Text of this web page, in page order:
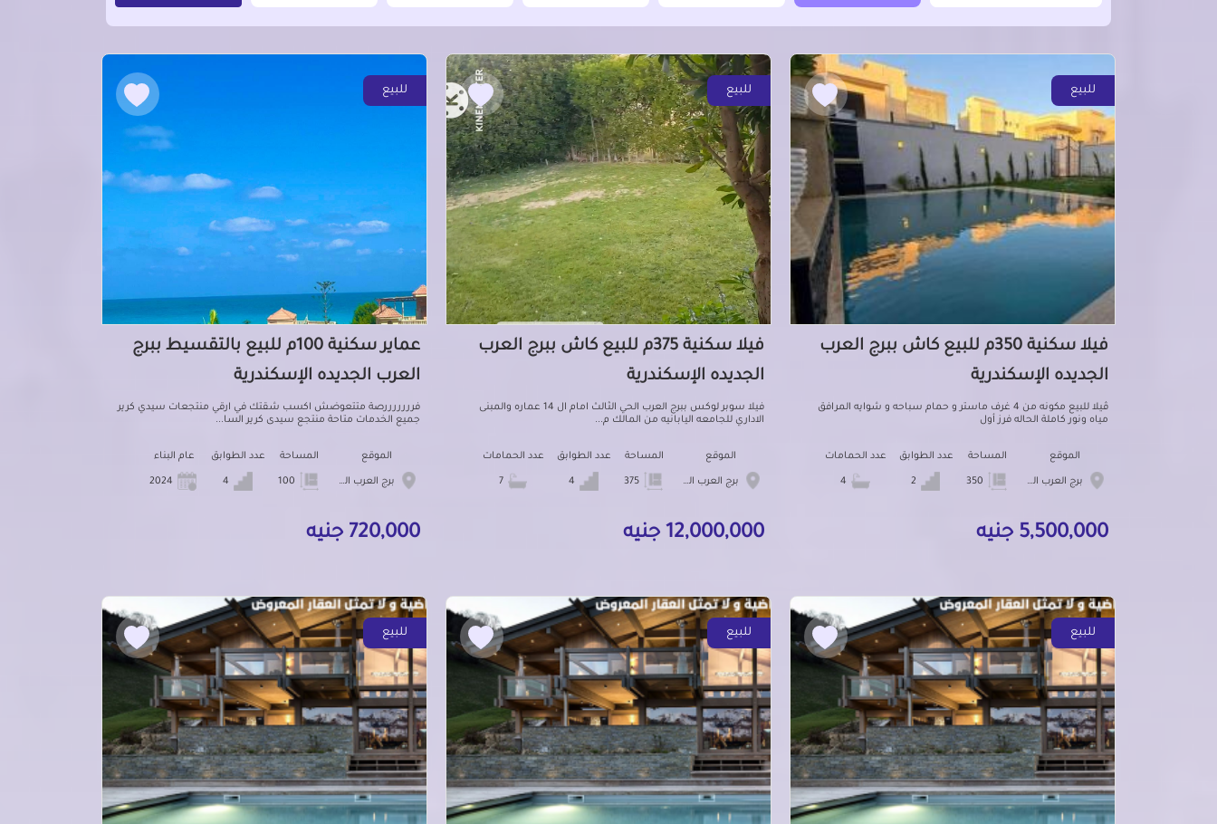
للبيع
فيلا سكنية 350م للبيع كاش ببرج العرب
الجديده الإسكندرية
ڤيلا للبيع مكونه من 4 غرف ماستر و حمام سباحه و شوايه المرافق
مياه ونور كاملة الحاله فرز أول
الموقع
برج العرب الجديده
المساحة عدد الطوابق عدد الحمامات
5,500,000 جنيه
للبيع
فيلا سكنية 375م للبيع كاش ببرج العرب
الجديده الإسكندرية
فيلا سوبر لوكس ببرج العرب الحي الثالث امام ال 14 عماره والمبنى
الاداري للجامعه اليابانيه من المالك م...
الموقع
برج العرب الجديده
المساحة عدد الطوابق عدد الحمامات
12,000,000 جنيه
للبيع
عماير سكنية 100م للبيع بالتقسيط ببرج
العرب الجديده الإسكندرية
فرررررررصة متتعوضش اكسب شقتك في ارقي منتجعات سيدي كرير
جميع الخدمات متاحة منتجع سيدى كرير السا...
الموقع
برج العرب الجديده
المساحة عدد الطوابق عام البناء
720,000 جنيه
للبيع للبيع للبيع